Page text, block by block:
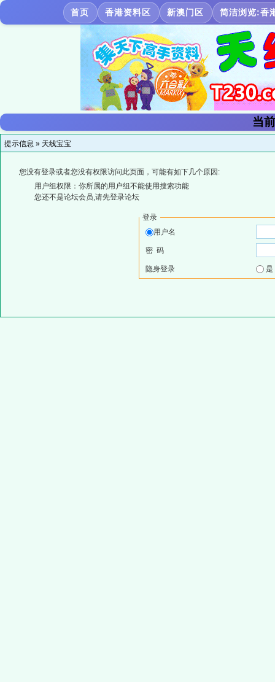
首页 香港资料区 新澳门区 简洁浏览:香
当
提示信息 » 天线宝宝
您没有登录或者您没有权限访问此页面，可能有如下几个原因:
用户组权限：你所属的用户组不能使用搜索功能
您还不是论坛会员,请先登录论坛
登录
用户名
密 码
隐身登录